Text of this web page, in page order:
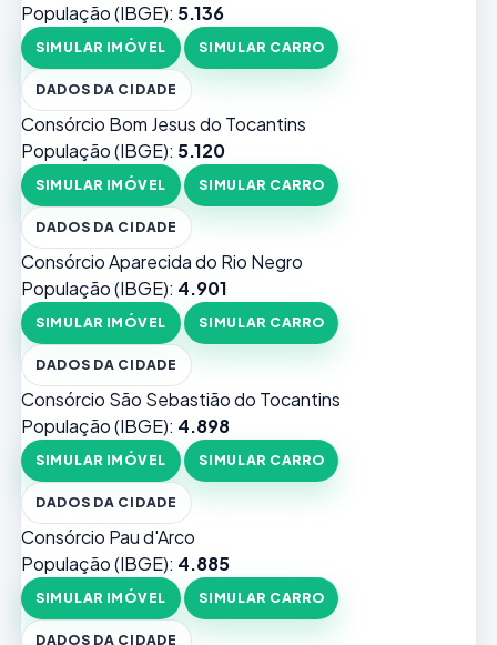
População (IBGE): 5.136
SIMULAR IMÓVEL SIMULAR CARRO
DADOS DA CIDADE
Consórcio Bom Jesus do Tocantins
População (IBGE): 5.120
SIMULAR IMÓVEL SIMULAR CARRO
DADOS DA CIDADE
Consórcio Aparecida do Rio Negro
População (IBGE): 4.901
SIMULAR IMÓVEL SIMULAR CARRO
DADOS DA CIDADE
Consórcio São Sebastião do Tocantins
População (IBGE): 4.898
SIMULAR IMÓVEL SIMULAR CARRO
DADOS DA CIDADE
Consórcio Pau d'Arco
População (IBGE): 4.885
SIMULAR IMÓVEL SIMULAR CARRO
DADOS DA CIDADE